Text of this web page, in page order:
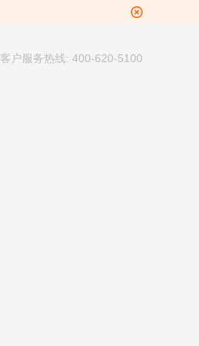
客户服务热线: 400-620-5100